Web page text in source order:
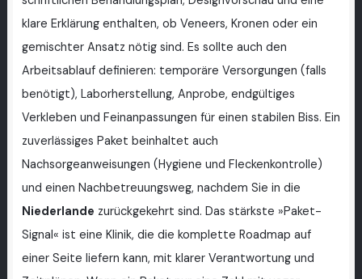
klare Erklärung enthalten, ob Veneers, Kronen oder ein
gemischter Ansatz nötig sind. Es sollte auch den
Arbeitsablauf definieren: temporäre Versorgungen (falls
benötigt), Laborherstellung, Anprobe, endgültiges
Verkleben und Feinanpassungen für einen stabilen Biss. Ein
zuverlässiges Paket beinhaltet auch
Nachsorgeanweisungen (Hygiene und Fleckenkontrolle)
und einen Nachbetreuungsweg, nachdem Sie in die
Niederlande zurückgekehrt sind. Das stärkste »Paket-
Signal« ist eine Klinik, die die komplette Roadmap auf
einer Seite liefern kann, mit klarer Verantwortung und